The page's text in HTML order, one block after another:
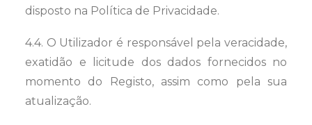
disposto na Política de Privacidade.
4.4. O Utilizador é responsável pela veracidade,
exatidão e licitude dos dados fornecidos no
momento do Registo, assim como pela sua
atualização.